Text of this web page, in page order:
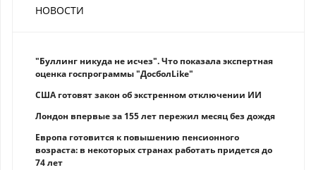
НОВОСТИ
"Буллинг никуда не исчез". Что показала экспертная
оценка госпрограммы "ДосболLike"
США готовят закон об экстренном отключении ИИ
Лондон впервые за 155 лет пережил месяц без дождя
Европа готовится к повышению пенсионного
возраста: в некоторых странах работать придется до
74 лет